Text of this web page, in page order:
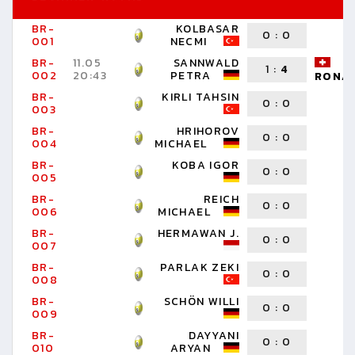
BR-
001
KOLBASAR
NECMI 0 : 0
BR-
002
11.05
20:43
SANNWALD
PETRA 1 : 4
BR-
003
KIRLI TAHSIN 0 : 0
BR-
004
HRIHOROV
MICHAEL 0 : 0
BR-
005
KOBA IGOR 0 : 0
BR-
006
REICH
MICHAEL 0 : 0
BR-
007
HERMAWAN J. 0 : 0
BR-
008
PARLAK ZEKI 0 : 0
BR-
009
SCHÖN WILLI 0 : 0
BR-
010
DAYYANI
ARYAN 0 : 0